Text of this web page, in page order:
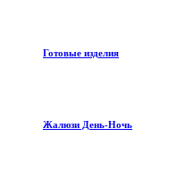
Готовые изделия
Жалюзи День-Ночь